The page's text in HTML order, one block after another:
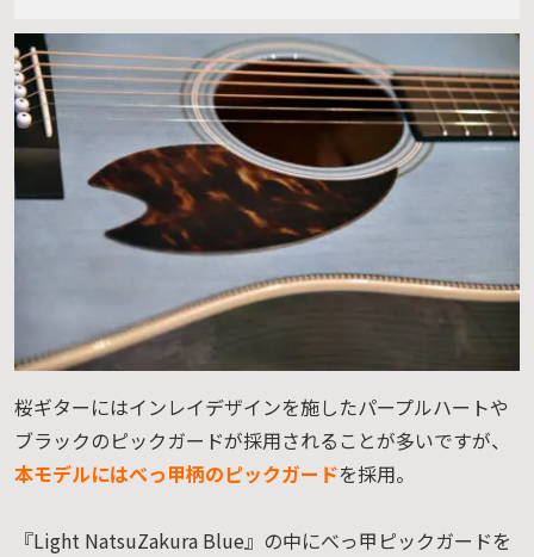
桜ギターにはインレイデザインを施したパープルハートや
ブラックのピックガードが採用されることが多いですが、
本モデルにはべっ甲柄のピックガードを採用。
『Light NatsuZakura Blue』の中にべっ甲ピックガードを